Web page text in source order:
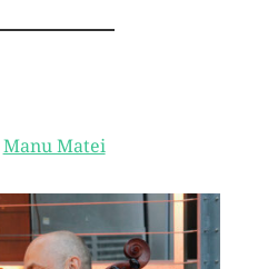
Manu Matei